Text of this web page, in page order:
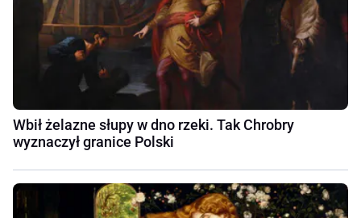
Wbił żelazne słupy w dno rzeki. Tak Chrobry
wyznaczył granice Polski